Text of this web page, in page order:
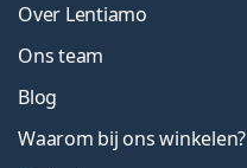
Over Lentiamo
Ons team
Blog
Waarom bij ons winkelen?